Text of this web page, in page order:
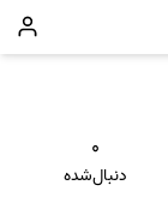
۰
دنبال‌شده